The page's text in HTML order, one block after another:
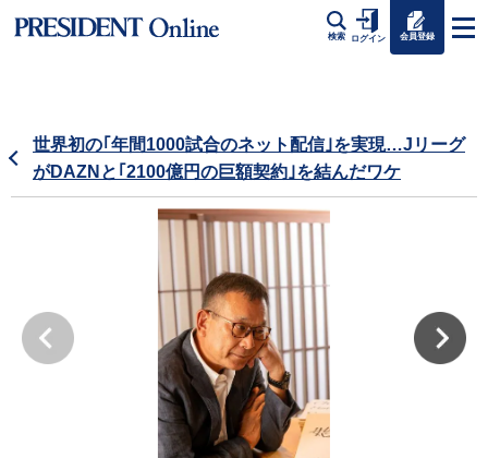
検索 ログイン 会員登録
世界初の｢年間1000試合のネット配信｣を実現…Jリーグ
がDAZNと｢2100億円の巨額契約｣を結んだワケ